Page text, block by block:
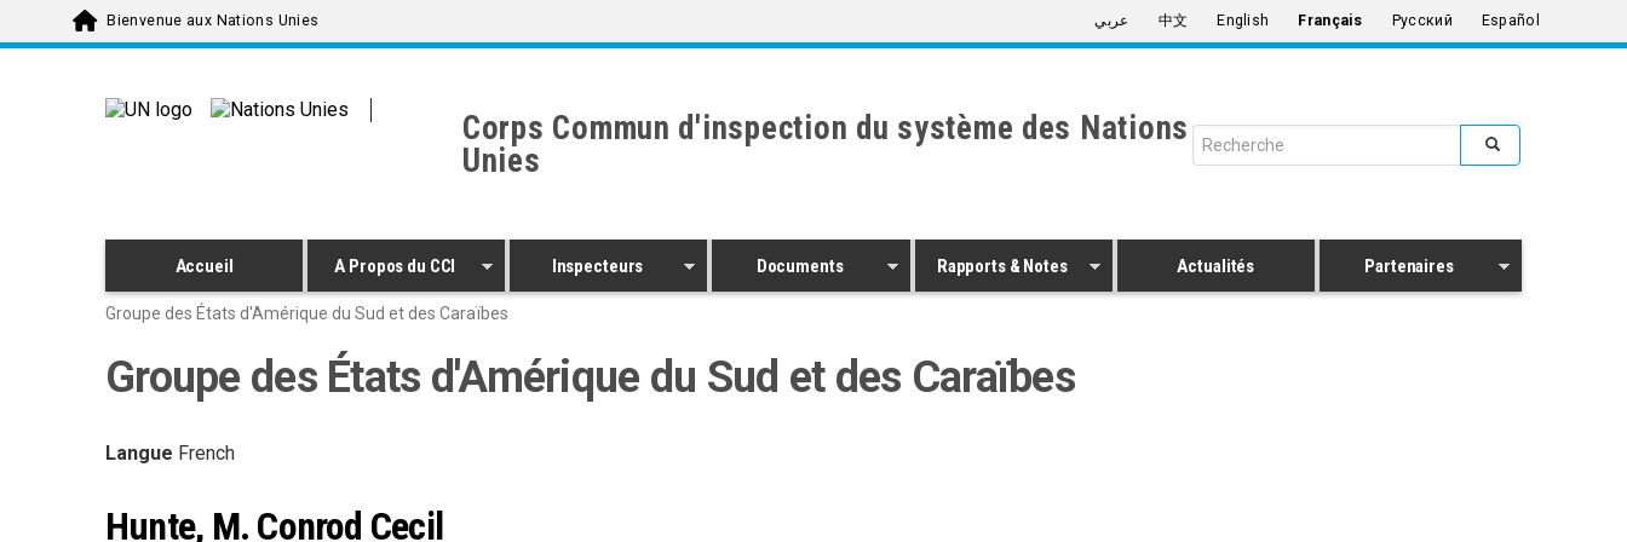
Skip to main contentBienvenue aux Nations Unies عربي 中文 English Français Русский Español
Corps Commun d'inspection du système des Nations
Unies
Search form
Accueil A Propos du CCI Inspecteurs Documents Rapports & Notes Actualités Partenaires
Groupe des États d'Amérique du Sud et des Caraïbes
Groupe des États d'Amérique du Sud et des Caraïbes
Langue French
Hunte, M. Conrod Cecil